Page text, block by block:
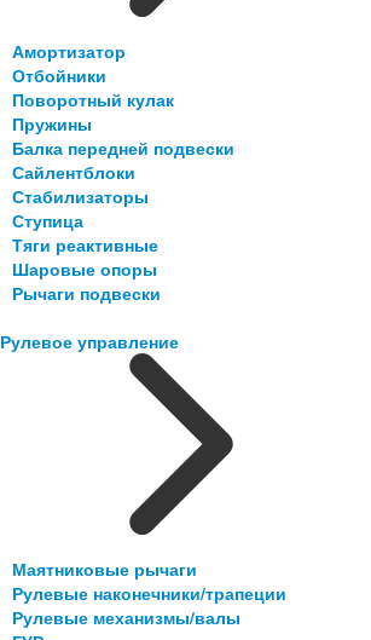
Амортизатор
Отбойники
Поворотный кулак
Пружины
Балка передней подвески
Сайлентблоки
Стабилизаторы
Ступица
Тяги реактивные
Шаровые опоры
Рычаги подвески
Рулевое управление
Маятниковые рычаги
Рулевые наконечники/трапеции
Рулевые механизмы/валы